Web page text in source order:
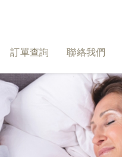
訂單查詢 聯絡我們